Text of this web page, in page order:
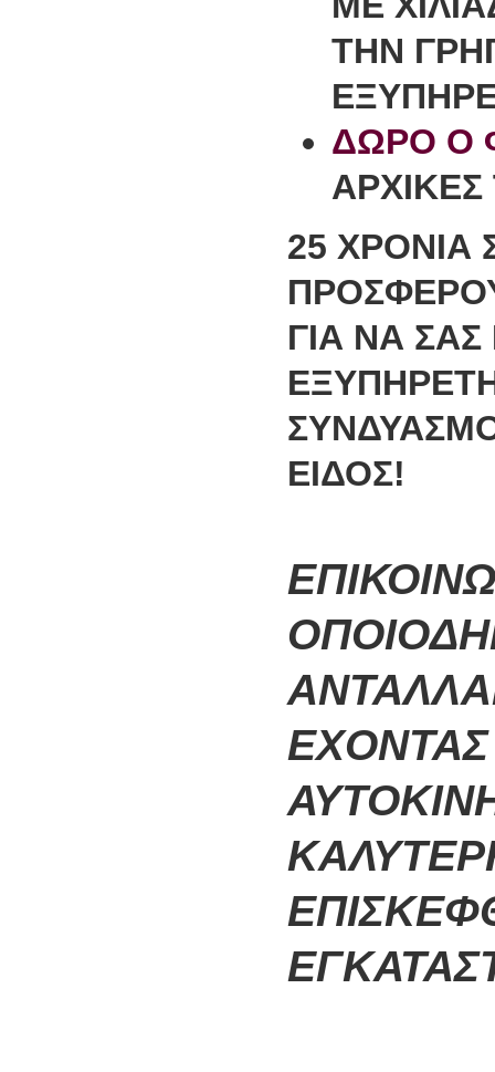
ΤΗΝ
ΔΩΡΟ Ο
ΑΡΧΙΚΕΣ
25 ΧΡΟΝΙΑ
ΓΙΑ ΝΑ ΣΑΣ
ΕΙΔΟΣ!
ΕΧΟΝΤΑΣ